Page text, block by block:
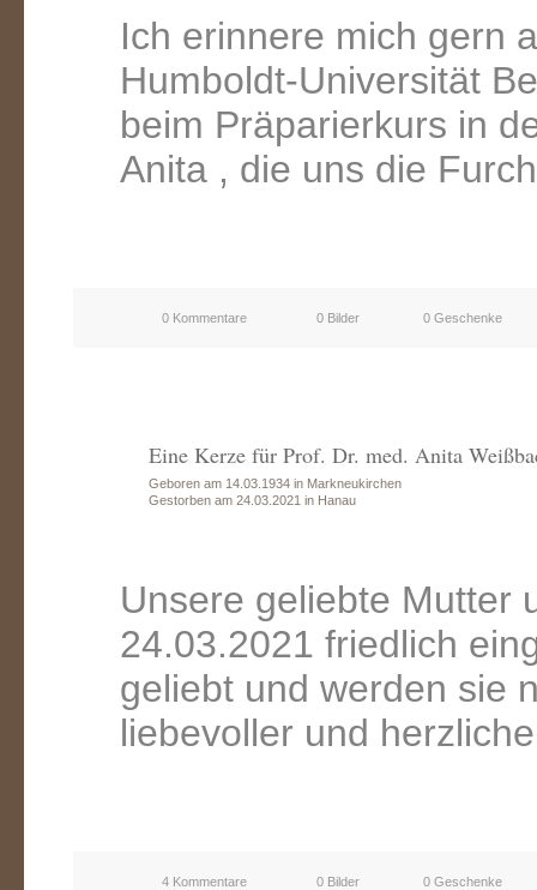
Ich erinnere mich gern
Humboldt-Universität
beim Präparierkurs in
Anita , die uns die
0 Kommentare 0 Bilder 0 Geschenke
Eine Kerze für Prof. Dr. med. Anita
Geboren am 14.03.1934 in Markneukirchen
Gestorben am 24.03.2021 in Hanau
Unsere geliebte Mutter
24.03.2021 friedlich
geliebt und werden sie
liebevoller und
4 Kommentare 0 Bilder 0 Geschenke